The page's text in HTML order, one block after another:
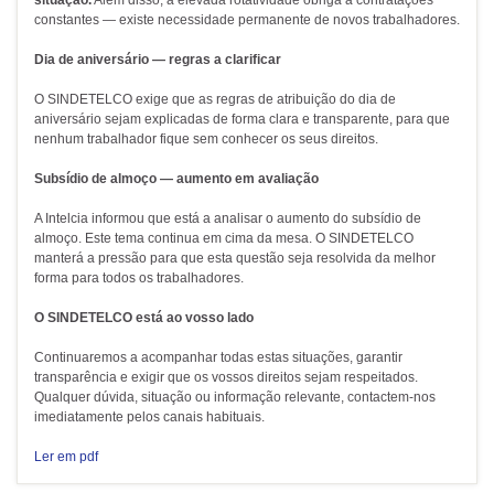
constantes — existe necessidade permanente de novos trabalhadores.
Dia de aniversário — regras a clarificar
O SINDETELCO exige que as regras de atribuição do dia de
aniversário sejam explicadas de forma clara e transparente, para que
nenhum trabalhador fique sem conhecer os seus direitos.
Subsídio de almoço — aumento em avaliação
A Intelcia informou que está a analisar o aumento do subsídio de
almoço. Este tema continua em cima da mesa. O SINDETELCO
manterá a pressão para que esta questão seja resolvida da melhor
forma para todos os trabalhadores.
O SINDETELCO está ao vosso lado
Continuaremos a acompanhar todas estas situações, garantir
transparência e exigir que os vossos direitos sejam respeitados.
Qualquer dúvida, situação ou informação relevante, contactem-nos
imediatamente pelos canais habituais.
Ler em pdf